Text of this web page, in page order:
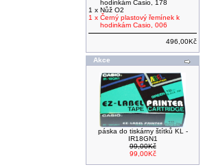
hodinkám Casio, 178
1 x Nůž O2
1 x Černý plastový řemínek k
hodinkám Casio, 006
496,00Kč
Akce
páska do tiskárny štítků KL -
IR18GN1
99,00Kč
99,00Kč